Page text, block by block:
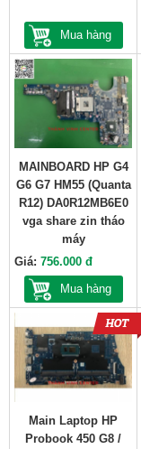
Mua hàng
MAINBOARD HP G4
G6 G7 HM55 (Quanta
R12) DA0R12MB6E0
vga share zin tháo
máy
Giá: 756.000 đ
Mua hàng
Main Laptop HP
Probook 450 G8 /